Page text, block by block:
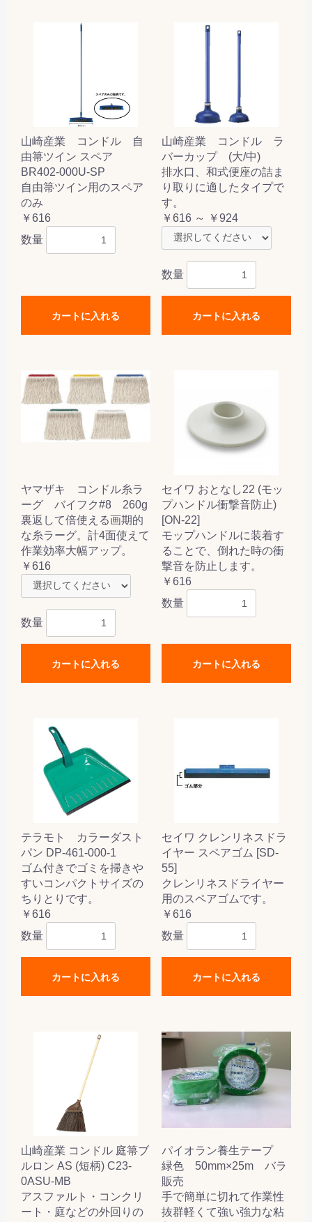
山崎産業 コンドル 自
由箒ツイン スペア
BR402-000U-SP
自由箒ツイン用のスペア
のみ
￥616
数量
カートに入れる
山崎産業 コンドル ラ
バーカップ (大/中)
排水口、和式便座の詰ま
り取りに適したタイプで
す。
￥616 ～ ￥924
数量
カートに入れる
ヤマザキ コンドル糸ラ
ーグ バイフク#8 260g
裏返して倍使える画期的
な糸ラーグ。計4面使えて
作業効率大幅アップ。
￥616
数量
カートに入れる
セイワ おとなし22 (モッ
プハンドル衝撃音防止)
[ON-22]
モップハンドルに装着す
ることで、倒れた時の衝
撃音を防止します。
￥616
数量
カートに入れる
テラモト カラーダスト
パン DP-461-000-1
ゴム付きでゴミを掃きや
すいコンパクトサイズの
ちりとりです。
￥616
数量
カートに入れる
セイワ クレンリネスドラ
イヤー スペアゴム [SD-
55]
クレンリネスドライヤー
用のスペアゴムです。
￥616
数量
カートに入れる
山崎産業 コンドル 庭箒ブ
ルロン AS (短柄) C23-
0ASU-MB
アスファルト・コンクリ
ート・庭などの外回りの
パイオラン養生テープ
緑色 50mm×25m バラ
販売
手で簡単に切れて作業性
抜群軽くて強い強力な粘